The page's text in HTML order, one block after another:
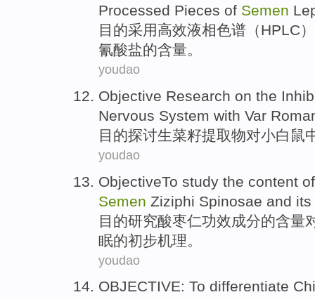
Processed Pieces of Semen
目的采用高效液相色谱（HPLC
氰酸盐的含量。
youdao
Objective Research on the
Nervous System with Var
目的探讨生菜籽提取物对小白鼠
youdao
ObjectiveTo study the content of
Semen Ziziphi Spinosae and its
目的研究酸枣仁功效成分的含量
眠的初步机理。
youdao
OBJECTIVE: To differentiate